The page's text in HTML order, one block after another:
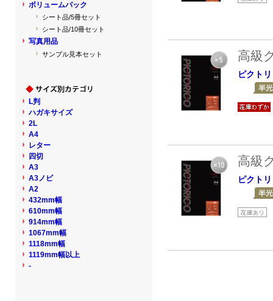
高級
ピクト
高級
ピクト
ボリュームパック
シート品/5冊セット
シート品/10冊セット
写真用品
サンプル見本セット
L判
ハガキサイズ
2L
A4
レター
四切
A3
A3ノビ
A2
432mm幅
610mm幅
914mm幅
1067mm幅
1118mm幅
1119mm幅以上
-